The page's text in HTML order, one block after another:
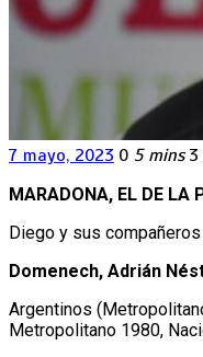
7 mayo, 2023 0 5 mins 3
MARADONA, EL DE LA
Diego y sus
Domenech, Adrián
Argentinos
Metropolitano 1980,